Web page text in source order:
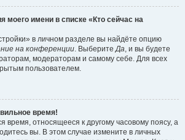
моего имени в списке «Кто сейчас на
в личном разделе вы найдёте опцию
на конференции. ВыберитеДа, и вы будете
модераторам и самому себе. Для всех
пользователем.
время!
время, относящееся к другому часовому поясу, а
вы. В этом случае измените в личных